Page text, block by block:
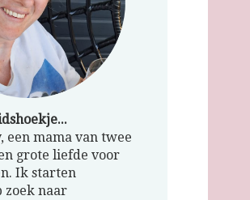
een mama van twee
grote liefde voor
Ik starten
zoek naar